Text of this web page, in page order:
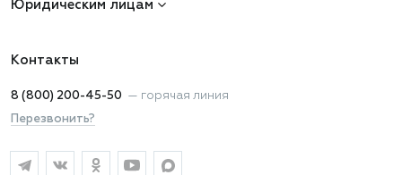
Юридическим лицам
Контакты
8 (800) 200-45-50 — горячая линия
Перезвонить?